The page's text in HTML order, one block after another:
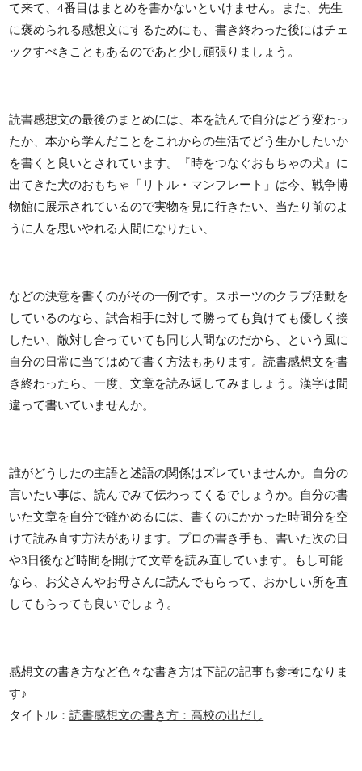
て来て、4番目はまとめを書かないといけません。また、先生
に褒められる感想文にするためにも、書き終わった後にはチェ
ックすべきこともあるのであと少し頑張りましょう。
読書感想文の最後のまとめには、本を読んで自分はどう変わっ
たか、本から学んだことをこれからの生活でどう生かしたいか
を書くと良いとされています。『時をつなぐおもちゃの犬』に
出てきた犬のおもちゃ「リトル・マンフレート」は今、戦争博
物館に展示されているので実物を見に行きたい、当たり前のよ
うに人を思いやれる人間になりたい、
などの決意を書くのがその一例です。スポーツのクラブ活動を
しているのなら、試合相手に対して勝っても負けても優しく接
したい、敵対し合っていても同じ人間なのだから、という風に
自分の日常に当てはめて書く方法もあります。読書感想文を書
き終わったら、一度、文章を読み返してみましょう。漢字は間
違って書いていませんか。
誰がどうしたの主語と述語の関係はズレていませんか。自分の
言いたい事は、読んでみて伝わってくるでしょうか。自分の書
いた文章を自分で確かめるには、書くのにかかった時間分を空
けて読み直す方法があります。プロの書き手も、書いた次の日
や3日後など時間を開けて文章を読み直しています。もし可能
なら、お父さんやお母さんに読んでもらって、おかしい所を直
してもらっても良いでしょう。
感想文の書き方など色々な書き方は下記の記事も参考になりま
す♪
タイトル：読書感想文の書き方：高校の出だし